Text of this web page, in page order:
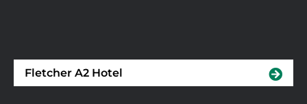
Fletcher A2 Hotel